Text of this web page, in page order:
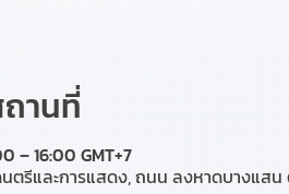
ถานที่
– 16:00 GMT+7
ตรีและการแสดง, ถนน ลงหาดบางแสน